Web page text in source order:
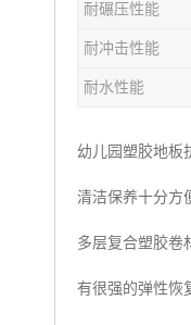
耐碾压性能
耐冲击性能
耐水性能
幼儿园塑胶地板
清洁保养十分方
多层复合塑胶卷
有很强的弹性恢